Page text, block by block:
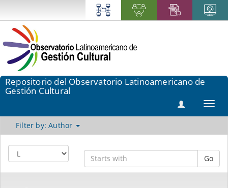
Repositorio del Observatorio Latinoamericano de
Gestión Cultural
Filter by: Author
Go